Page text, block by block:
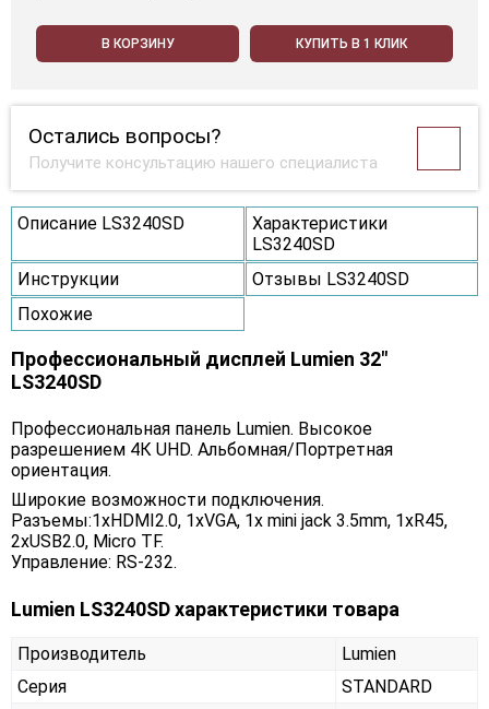
В КОРЗИНУ КУПИТЬ В 1 КЛИК
Остались вопросы?
Получите консультацию нашего специалиста
Описание LS3240SD
Характеристики
LS3240SD
Инструкции
Отзывы LS3240SD
Похожие
Профессиональный дисплей Lumien 32"
LS3240SD
Профессиональная панель Lumien. Высокое
разрешением 4К UHD. Альбомная/Портретная
ориентация.
Широкие возможности подключения.
Разъемы:1xHDMI2.0, 1xVGA, 1x mini jack 3.5mm, 1xR45,
2хUSB2.0, Micro TF.
Управление: RS-232.
Lumien LS3240SD характеристики товара
Производитель
Lumien
Серия
STANDARD